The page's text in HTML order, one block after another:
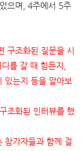
으며, 4주에서 5주
구조화된 질문을 시
디를 갈 때 힘든지
있는지 등을 알아보
조화된 인터뷰를 했
참가자들과 함께 걸